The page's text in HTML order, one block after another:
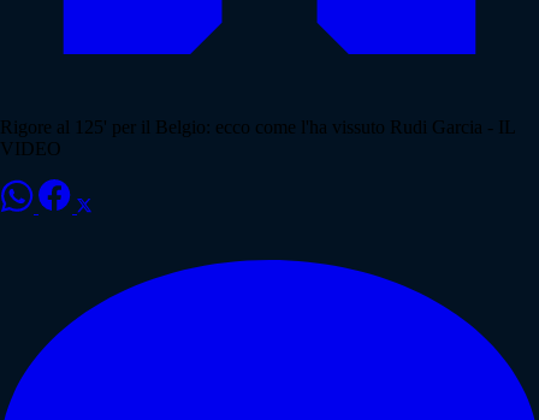
Rigore al 125' per il Belgio: ecco come l'ha vissuto Rudi Garcia - IL
VIDEO